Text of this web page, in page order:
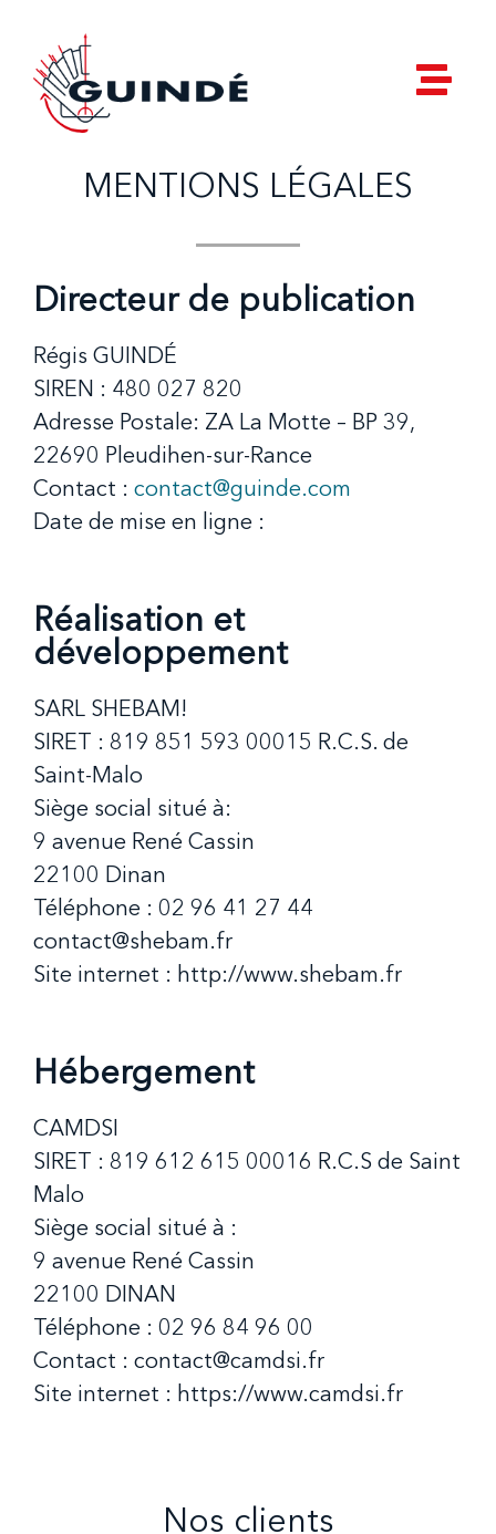
MENTIONS LÉGALES
Directeur de publication
Régis GUINDÉ
SIREN : 480 027 820
Adresse Postale: ZA La Motte – BP 39,
22690 Pleudihen-sur-Rance
Contact : contact@guinde.com
Date de mise en ligne :
Réalisation et
développement
SARL SHEBAM!
SIRET : 819 851 593 00015 R.C.S. de
Saint-Malo
Siège social situé à:
9 avenue René Cassin
22100 Dinan
Téléphone : 02 96 41 27 44
contact@shebam.fr
Site internet : http://www.shebam.fr
Hébergement
CAMDSI
SIRET : 819 612 615 00016 R.C.S de Saint
Malo
Siège social situé à :
9 avenue René Cassin
22100 DINAN
Téléphone : 02 96 84 96 00
Contact : contact@camdsi.fr
Site internet : https://www.camdsi.fr
Nos clients